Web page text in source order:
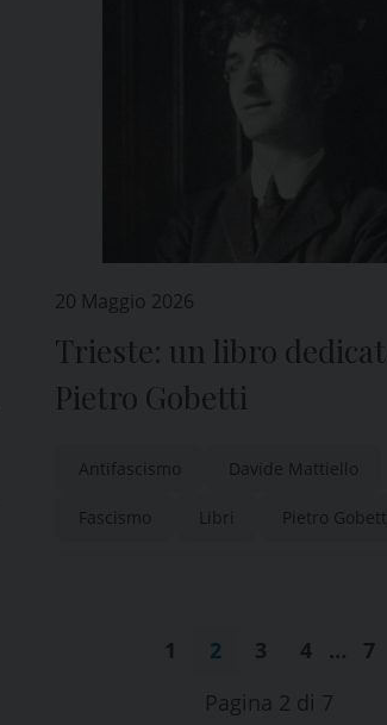
20 Maggio 2026
Trieste: un libro
Pietro Gobetti
Antifascismo Davide Mattiello
Fascismo Libri Pietro Gobetti
1 2 3 4 …
7
Pagina 2 di 7